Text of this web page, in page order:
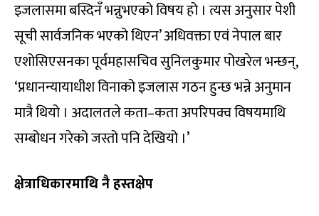
इजलासमा बस्दिनँ भन्नुभएको विषय हो । त्यस अनुसार पेशी
सूची सार्वजनिक भएको थिएन’ अधिवक्ता एवं नेपाल बार
एशोसिएसनका पूर्वमहासचिव सुनिलकुमार पोखरेल भन्छन्,
‘प्रधानन्यायाधीश विनाको इजलास गठन हुन्छ भन्ने अनुमान
मात्रै थियो । अदालतले कता–कता अपरिपक्व विषयमाथि
सम्बोधन गरेको जस्तो पनि देखियो ।’
क्षेत्राधिकारमाथि नै हस्तक्षेप